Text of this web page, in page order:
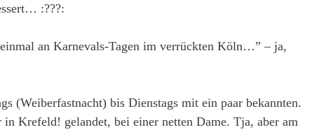
:???:
an Karnevals-Tagen im verrückten Köln…” – ja,
(Weiberfastnacht) bis Dienstags mit ein paar bekannten.
Krefeld! gelandet, bei einer netten Dame. Tja, aber am